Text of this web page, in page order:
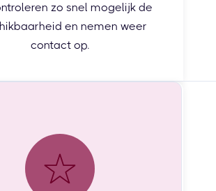
zo snel mogelijk de
en nemen weer
contact op.